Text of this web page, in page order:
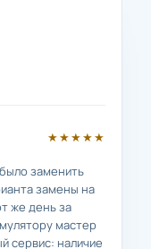
★★★★★
заменить
замены на
же день за
мастер
сервис: наличие